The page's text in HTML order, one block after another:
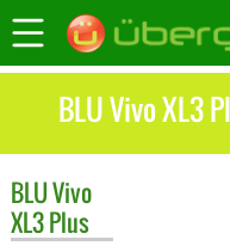
BLU Vivo XL3
BLUVivo
XL3 Plus